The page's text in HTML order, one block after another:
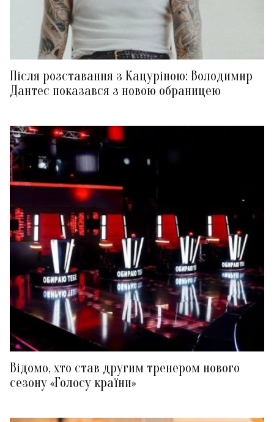
Після розставання з Кацуріною: Володимир
Дантес показався з новою обраницею
Відомо, хто став другим тренером нового
сезону «Голосу країни»